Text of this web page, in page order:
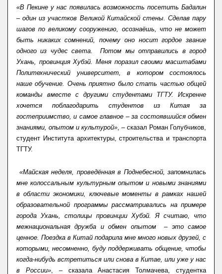
«В Пекине у нас появилась возможность посетить Бадалин
– один из участков Великой Китайской стены. Сделав пару
шагов по великому сооружению, осознаёшь, что не может
быть никаких сомнений, почему оно носит гордое звание
одного из чудес света. Потом мы отправились в город
Ухань, провинция Хубэй. Меня поразил своими масштабами
Политехнический университет, в котором состоялось
наше обучение. Очень приятно было стать частью общей
команды вместе с другими студентами ТГТУ. Искренне
хочется поблагодарить студентов из Китая за
гостеприимство, и самое главное – за состоявшийся обмен
знаниями, опытом и культурой», – сказал Роман Голубчиков,
студент Института архитектуры, строительства и транспорта
ТГТУ.
«Майская неделя, проведённая в Поднебесной, запомнилась
мне колоссальным культурным опытом и новыми знаниями
в области экономики, ключевые моменты в рамках нашей
образовательной программы рассматривались на примере
города Ухань, столицы провинции Хубэй. Я считаю, что
межнациональная дружба и обмен опытом – это самое
ценное. Поездка в Китай подарила мне много новых друзей, с
которыми, несомненно, буду поддерживать общение, чтобы
когда-нибудь встретиться или снова в Китае, или уже у нас
в России», – сказала Анастасия Толмачева, студентка